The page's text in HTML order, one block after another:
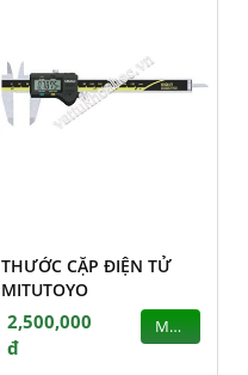
THƯỚC CẶP ĐIỆN TỬ
MITUTOYO
2,500,000
đ
MUA